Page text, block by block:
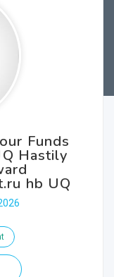
Funds
Hastily
hb UQ